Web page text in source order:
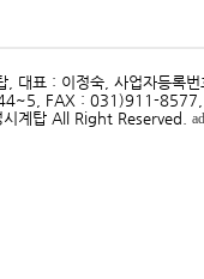
, 대표 : 이정숙, 사업자등
FAX : 031)911-
계탑 All Right Reserved.